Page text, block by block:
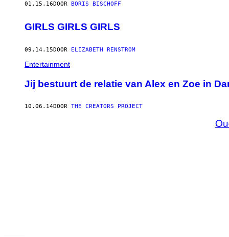
01.15.16DOOR BORIS BISCHOFF
GIRLS GIRLS GIRLS
09.14.15DOOR ELIZABETH RENSTROM
Entertainment
Jij bestuurt de relatie van Alex en Zoe in
10.06.14DOOR THE CREATORS PROJECT